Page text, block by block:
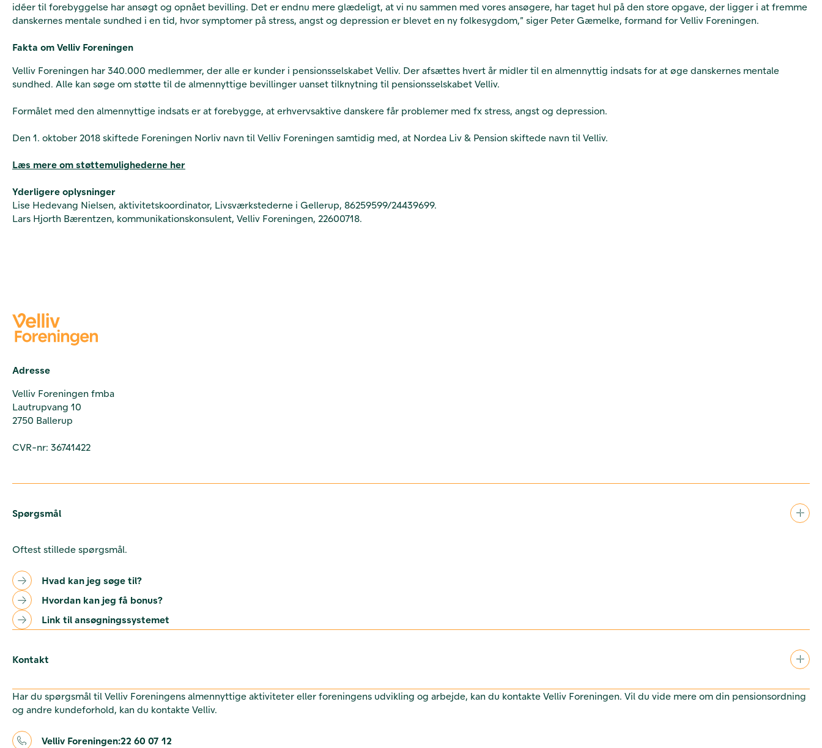
idéer til forebyggelse har ansøgt og opnået bevilling. Det er endnu mere glædeligt, at vi nu sammen med vores ansøgere, har taget hul på den store opgave, der ligger i at fremme
danskernes mentale sundhed i en tid, hvor symptomer på stress, angst og depression er blevet en ny folkesygdom,” siger Peter Gæmelke, formand for Velliv Foreningen.
Fakta om Velliv Foreningen
Velliv Foreningen har 340.000 medlemmer, der alle er kunder i pensionsselskabet Velliv. Der afsættes hvert år midler til en almennyttig indsats for at øge danskernes mentale
sundhed. Alle kan søge om støtte til de almennyttige bevillinger uanset tilknytning til pensionsselskabet Velliv.
Formålet med den almennyttige indsats er at forebygge, at erhvervsaktive danskere får problemer med fx stress, angst og depression.
Den 1. oktober 2018 skiftede Foreningen Norliv navn til Velliv Foreningen samtidig med, at Nordea Liv & Pension skiftede navn til Velliv.
Læs mere om støttemulighederne her
Yderligere oplysninger
Lise Hedevang Nielsen, aktivitetskoordinator, Livsværkstederne i Gellerup, 86259599/24439699.
Lars Hjorth Bærentzen, kommunikationskonsulent, Velliv Foreningen, 22600718.
Adresse
Velliv Foreningen fmba
Lautrupvang 10
2750 Ballerup
CVR-nr: 36741422
Spørgsmål
Oftest stillede spørgsmål.
Hvad kan jeg søge til?
Hvordan kan jeg få bonus?
Link til ansøgningssystemet
Kontakt
Har du spørgsmål til Velliv Foreningens almennyttige aktiviteter eller foreningens udvikling og arbejde, kan du kontakte Velliv Foreningen. Vil du vide mere om din pensionsordning
og andre kundeforhold, kan du kontakte Velliv.
Velliv Foreningen:22 60 07 12